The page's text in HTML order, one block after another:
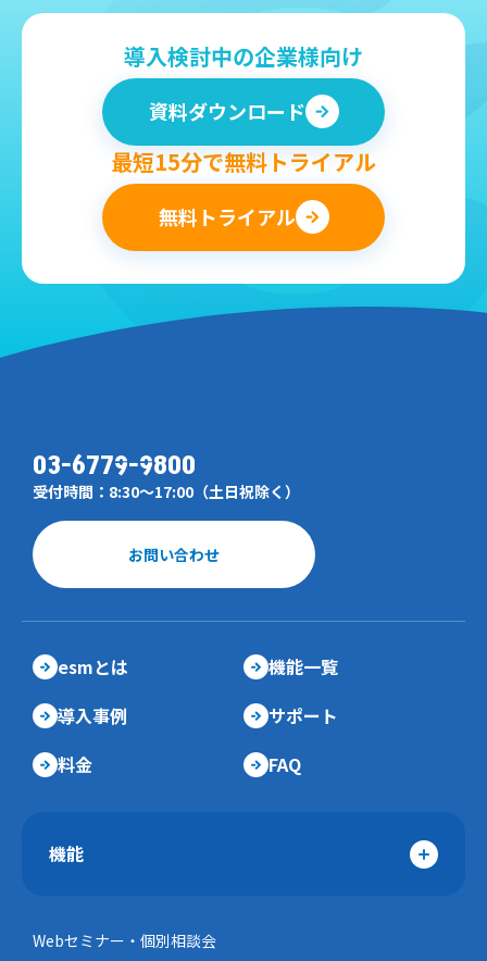
導入検討中の企業様向け
資料ダウンロード
最短15分で無料トライアル
無料トライアル
お問い合わせ
03-6779-9800
受付時間：8:30～17:00（土日祝除く）
esmとは
機能一覧
導入事例
サポート
料金
FAQ
機能
Webセミナー・個別相談会